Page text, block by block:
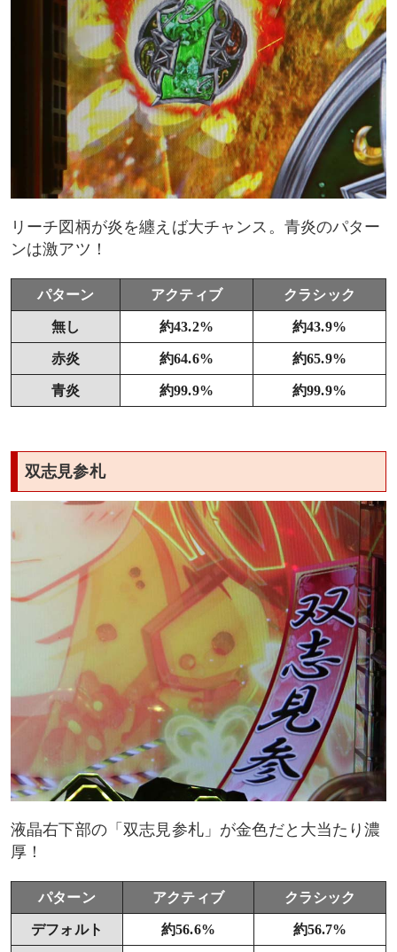
リーチ図柄が炎を纏えば大チャンス。青炎のパター
ンは激アツ！
パターン アクティブ クラシック
無し 約43.2% 約43.9%
赤炎 約64.6% 約65.9%
青炎 約99.9% 約99.9%
双志見参札
液晶右下部の「双志見参札」が金色だと大当たり濃
厚！
パターン アクティブ クラシック
デフォルト 約56.6% 約56.7%